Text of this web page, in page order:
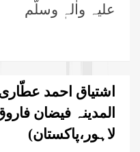
علیہ واٰلہٖ وسلَّم
اشتیاق احمد
المدینہ فیضان
لاہور،پاکستان)